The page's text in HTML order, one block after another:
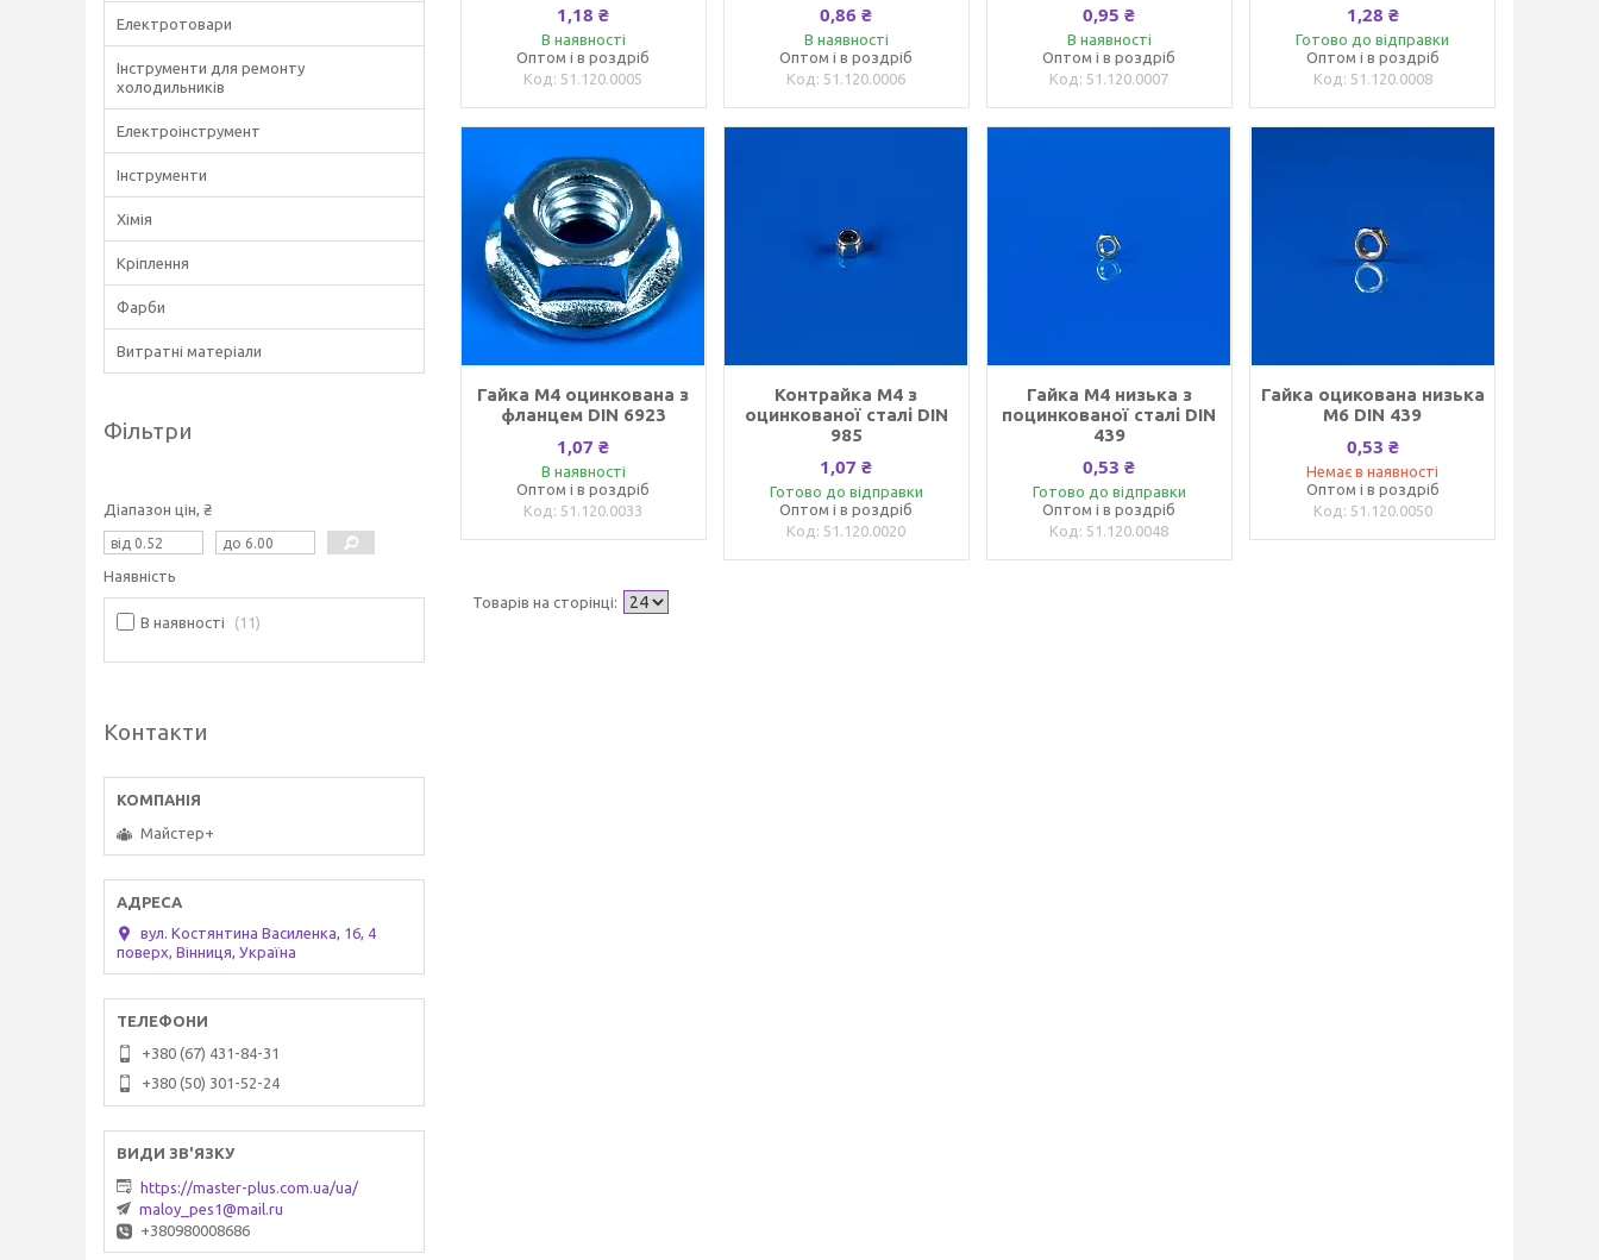
1,18 ₴
В наявності
Оптом і в роздріб
51.120.0005
0,86 ₴
В наявності
Оптом і в роздріб
51.120.0006
0,95 ₴
В наявності
Оптом і в роздріб
51.120.0007
1,28 ₴
Готово до відправки
Оптом і в роздріб
51.120.0008
Гайка М4 оцинкована з
фланцем DIN 6923
1,07 ₴
В наявності
Оптом і в роздріб
51.120.0033
Контрайка М4 з
оцинкованої сталі DIN
985
1,07 ₴
Готово до відправки
Оптом і в роздріб
51.120.0020
Гайка М4 низька з
поцинкованої сталі DIN
439
0,53 ₴
Готово до відправки
Оптом і в роздріб
51.120.0048
Гайка оцикована низька
М6 DIN 439
0,53 ₴
Немає в наявності
Оптом і в роздріб
51.120.0050
Електротовари
Інструменти для ремонту
холодильників
Електроінструмент
Інструменти
Хімія
Кріплення
Фарби
Витратні матеріали
Фільтри
Діапазон цін, ₴
Наявність
В наявності 11
Контакти
Майстер+
вул. Костянтина Василенка, 16, 4
поверх, Вінниця, Україна
+380 (67) 431-84-31
+380 (50) 301-52-24
https://master-plus.com.ua/ua/
maloy_pes1@mail.ru
+380980008686